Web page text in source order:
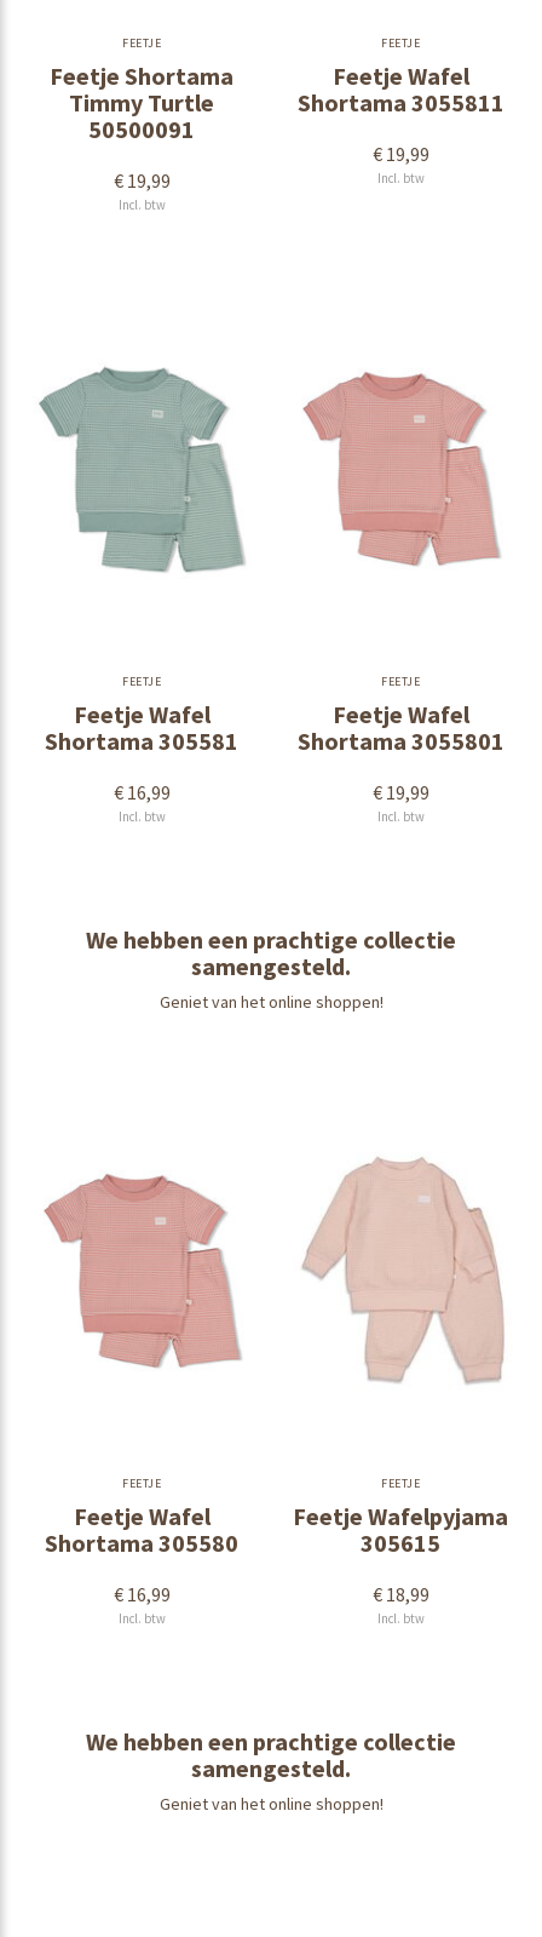
FEETJE
Feetje Shortama
Timmy Turtle
50500091
€ 19,99
Incl. btw
FEETJE
Feetje Wafel
Shortama 3055811
€ 19,99
Incl. btw
FEETJE
Feetje Wafel
Shortama 305581
€ 16,99
Incl. btw
FEETJE
Feetje Wafel
Shortama 3055801
€ 19,99
Incl. btw
We hebben een prachtige collectie
samengesteld.
Geniet van het online shoppen!
FEETJE
Feetje Wafel
Shortama 305580
€ 16,99
Incl. btw
FEETJE
Feetje Wafelpyjama
305615
€ 18,99
Incl. btw
We hebben een prachtige collectie
samengesteld.
Geniet van het online shoppen!